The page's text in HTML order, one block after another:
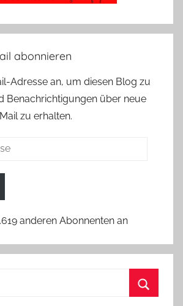
abonnieren
Adresse an, um diesen Blog zu
Benachrichtigungen über neue
zu erhalten.
anderen Abonnenten an